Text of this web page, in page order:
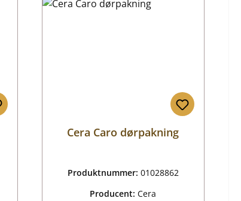
Cera Caro dørpakning
Produktnummer: 01028862
Producent:Cera